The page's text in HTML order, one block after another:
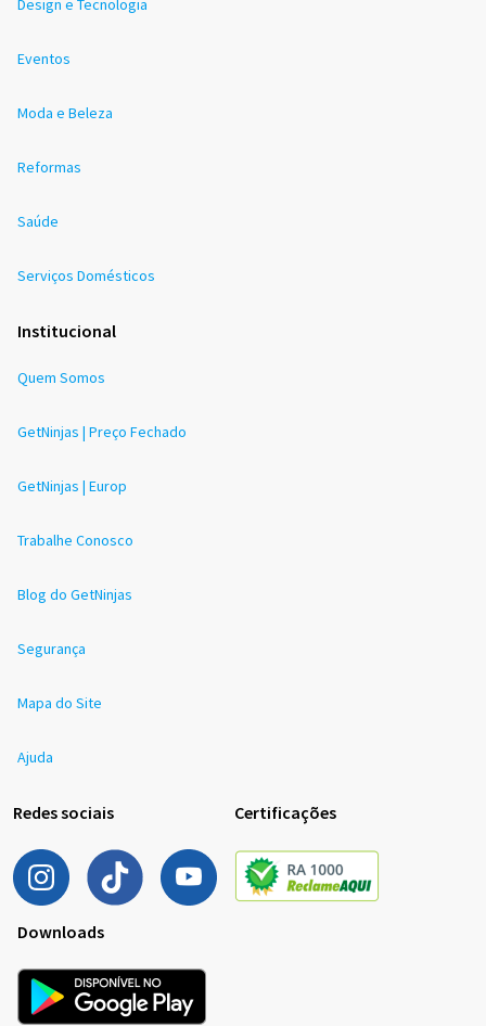
Design e Tecnologia
Eventos
Moda e Beleza
Reformas
Saúde
Serviços Domésticos
Institucional
Quem Somos
GetNinjas | Preço Fechado
GetNinjas | Europ
Trabalhe Conosco
Blog do GetNinjas
Segurança
Mapa do Site
Ajuda
Redes sociais Certificações
Downloads